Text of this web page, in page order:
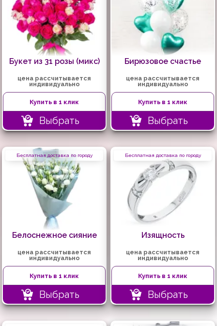
Букет из 31 розы (микс)
цена рассчитывается
индивидуально
Купить в 1 клик
Выбрать
Бирюзовое счастье
цена рассчитывается
индивидуально
Купить в 1 клик
Выбрать
Бесплатная доставка по городу
Белоснежное сияние
цена рассчитывается
индивидуально
Купить в 1 клик
Выбрать
Бесплатная доставка по городу
Изящность
цена рассчитывается
индивидуально
Купить в 1 клик
Выбрать